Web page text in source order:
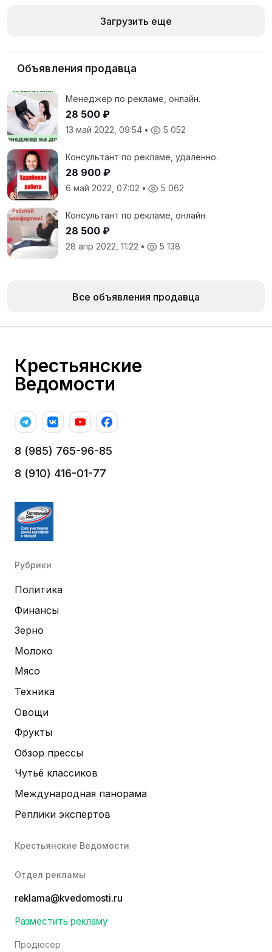
Загрузить еще
Объявления продавца
Менеджер по рекламе, онлайн.
28 500 ₽
13 май 2022, 09:54 • 5 052
Консультант по рекламе, удаленно.
28 900 ₽
6 май 2022, 07:02 • 5 062
Консультант по рекламе, онлайн.
28 500 ₽
28 апр 2022, 11:22 • 5 138
Все объявления продавца
Крестьянские
Ведомости
8 (985) 765-96-85
8 (910) 416-01-77
Рубрики
Политика
Финансы
Зерно
Молоко
Мясо
Техника
Овощи
Фрукты
Обзор прессы
Чутьё классиков
Международная панорама
Реплики экспертов
Крестьянские Ведомости
Отдел рекламы
reklama@kvedomosti.ru
Разместить рекламу
Продюсер